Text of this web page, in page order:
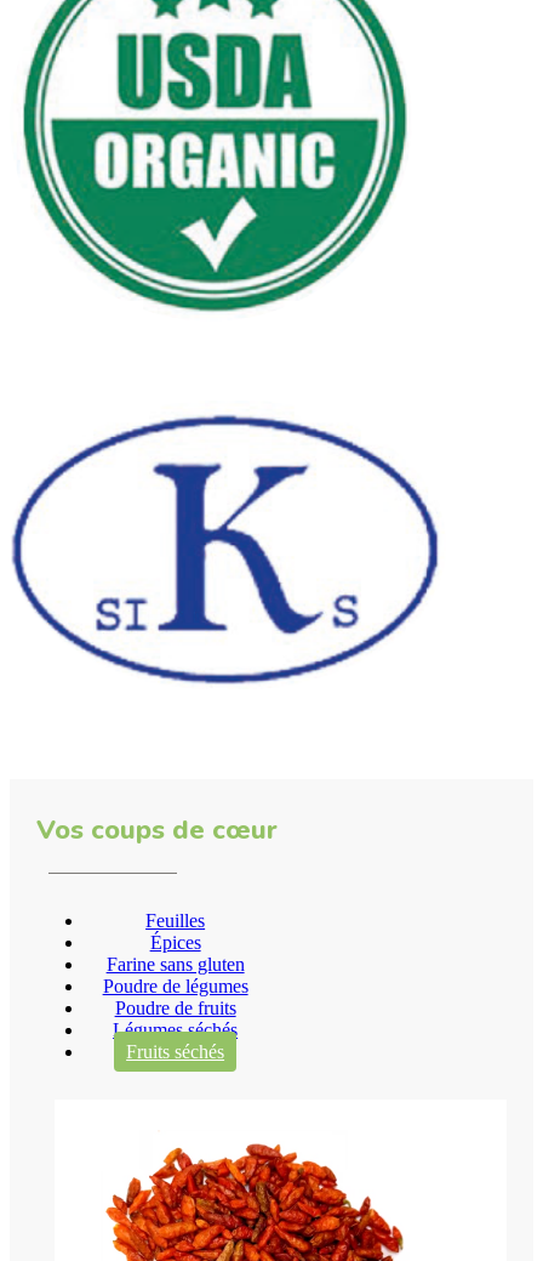
Vos coups de cœur
Feuilles
Épices
Farine sans gluten
Poudre de légumes
Poudre de fruits
Légumes séchés
Fruits séchés